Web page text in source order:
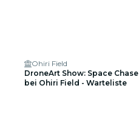
Ohiri Field
DroneArt Show: Space Chase
bei Ohiri Field - Warteliste